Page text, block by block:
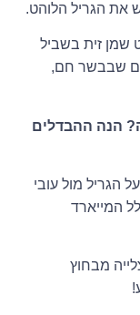
את הגריל הלוהט.
שמן זית בשביל
שבבשר חם,
הנה ההבדלים
הגריל מול עובי
המייארד
מבחוץ